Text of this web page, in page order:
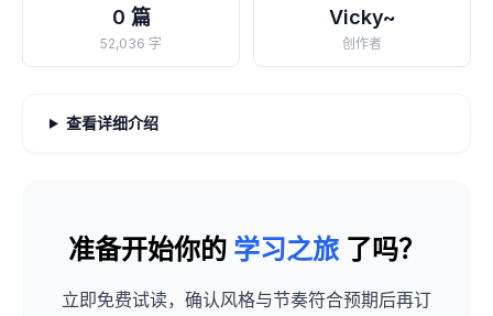
0 篇
52,036 字
Vicky~
创作者
查看详细介绍
准备开始你的 学习之旅 了吗？
立即免费试读，确认风格与节奏符合预期后再订